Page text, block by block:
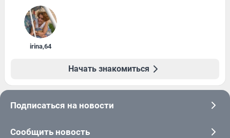
irina,64
Начать знакомиться
Подписаться на новости
Сообщить новость